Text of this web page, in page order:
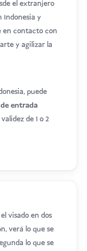
el extranjero
Indonesia y
en contacto con
y agilizar la
puede
entrada
de 1 o 2
visado en dos
verá lo que se
lo que se